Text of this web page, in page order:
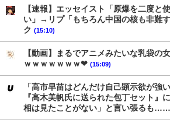
【速報】エッセイスト「原爆を二度と
い」→リプ「もちろん中国の核も非難
ク (15:10)
【動画】まるでアニメみたいな乳袋の
ｗｗｗｗｗｗｗ❤ (15:09)
「高市早苗はどんだけ自己顕示欲が強
『高木美帆氏に送られた包丁セット』
相は見たことがない」と言い張るも……